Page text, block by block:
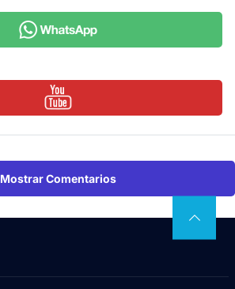
Mostrar Comentarios